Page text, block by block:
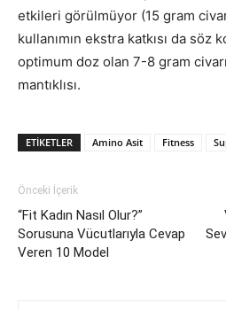
etkileri görülmüyor (15 gram
kullanımın ekstra katkısı da
optimum doz olan 7-8 gram
mantıklısı.
ETIKETLER Amino Asit Fitness
Önceki İçerik
“Fit Kadın Nasıl Olur?”
Sorusuna Vücutlarıyla Cevap
Veren 10 Model